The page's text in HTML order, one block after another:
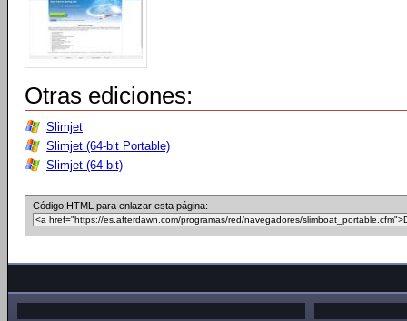
Otras ediciones:
Slimjet
Slimjet (64-bit Portable)
Slimjet (64-bit)
Código HTML para enlazar esta página: